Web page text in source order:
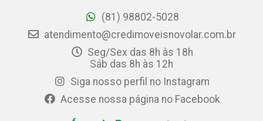
(81) 98802-5028
atendimento@credimoveisnovolar.com.br
Seg/Sex das 8h às 18h
Sáb das 8h às 12h
Siga nosso perfil no Instagram
Acesse nossa página no Facebook